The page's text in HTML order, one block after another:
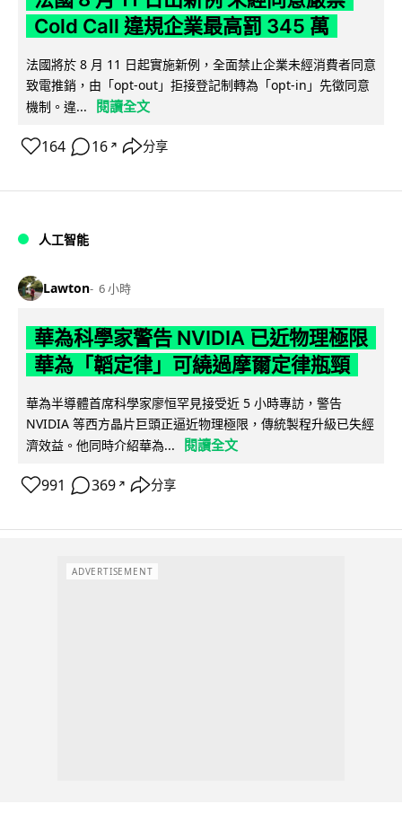
Cold Call 違規企業最高罰 345 萬
法國將於 8 月 11 日起實施新例，全面禁止企業未經消費者同意
致電推銷，由「opt-out」拒接登記制轉為「opt-in」先徵同意
機制。違...
閱讀全文
164 16 ↗ 分享
人工智能
Lawton 6 小時
華為科學家警告 NVIDIA 已近物理極限
華為「韜定律」可繞過摩爾定律瓶頸
華為半導體首席科學家廖恒罕見接受近 5 小時專訪，警告
NVIDIA 等西方晶片巨頭正逼近物理極限，傳統製程升級已失經
濟效益。他同時介紹華為...
閱讀全文
991 369 ↗ 分享
ADVERTISEMENT